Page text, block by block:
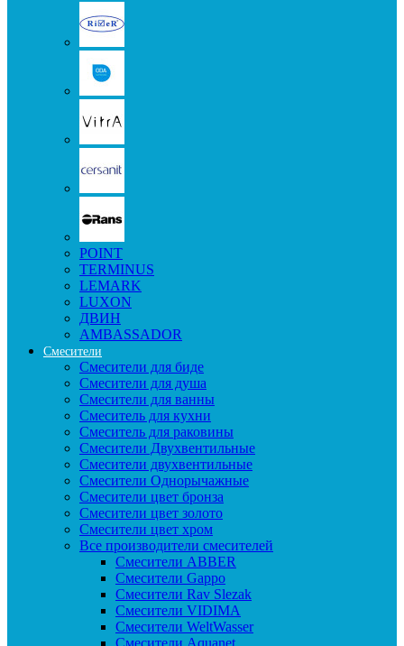
POINT
TERMINUS
LEMARK
LUXON
ДВИН
AMBASSADOR
Смесители
Смесители для биде
Смесители для душа
Смесители для ванны
Смеситель для кухни
Смеситель для раковины
Смесители Двухвентильные
Смесители двухвентильные
Смесители Однорычажные
Смесители цвет бронза
Смесители цвет золото
Смесители цвет хром
Все производители смесителей
Cмесители ABBER
Cмесители Gappo
Cмесители Rav Slezak
Cмесители VIDIMA
Cмесители WeltWasser
Смесители Aquanet